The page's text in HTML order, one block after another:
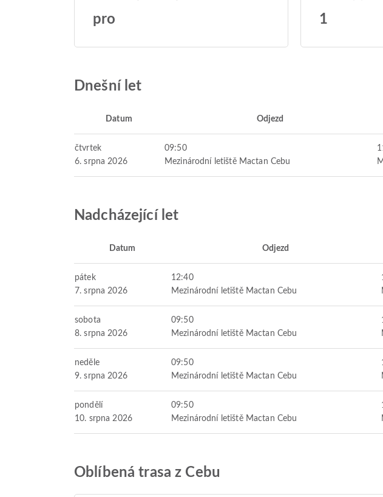
pro 1
Dnešní let
Datum Odjezd
čtvrtek
6. srpna 2026
09:50
Mezinárodní letiště Mactan Cebu
Nadcházející let
Datum Odjezd
pátek
7. srpna 2026
12:40
Mezinárodní letiště Mactan Cebu
sobota
8. srpna 2026
09:50
Mezinárodní letiště Mactan Cebu
neděle
9. srpna 2026
09:50
Mezinárodní letiště Mactan Cebu
pondělí
10. srpna 2026
09:50
Mezinárodní letiště Mactan Cebu
Oblíbená trasa z Cebu